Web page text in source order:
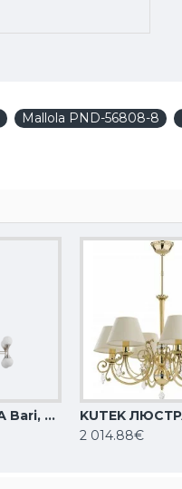
Mallola PND-56808-8
KUTEK ЛЮСТРА Bari, 24xG9x5W, BAR-ZW-8+4(BN)
2 014.88€